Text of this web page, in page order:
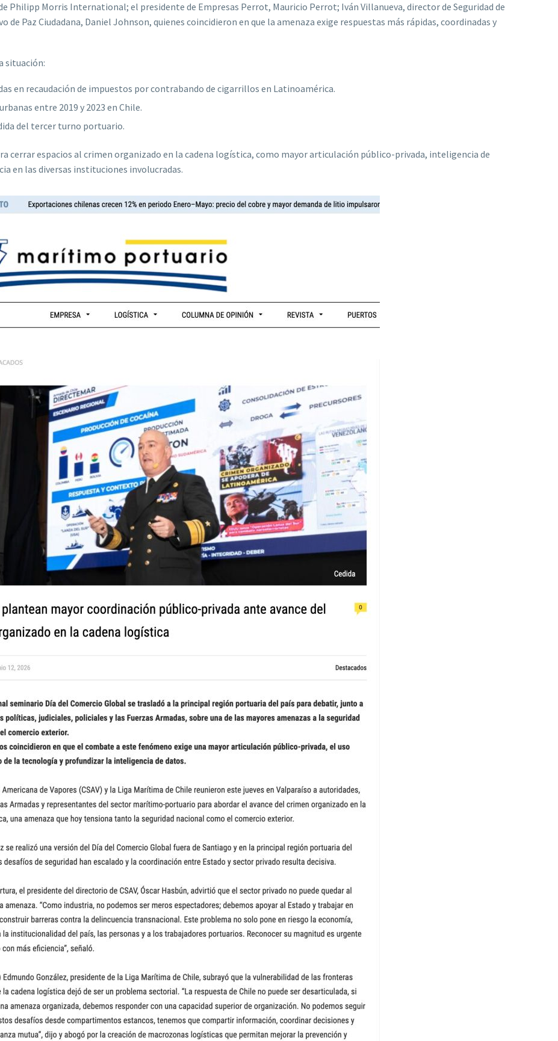
Philipp Morris International; el presidente de Empresas Perrot, Mauricio Perrot; Iván Villanueva, director de Seguridad de
Paz Ciudadana, Daniel Johnson, quienes coincidieron en que la amenaza exige respuestas más rápidas, coordinadas y
situación:
en recaudación de impuestos por contrabando de cigarrillos en Latinoamérica.
entre 2019 y 2023 en Chile.
del tercer turno portuario.
cerrar espacios al crimen organizado en la cadena logística, como mayor articulación público-privada, inteligencia de
en las diversas instituciones involucradas.